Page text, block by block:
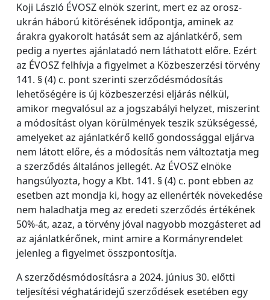
Koji László ÉVOSZ elnök szerint, mert ez az orosz-
ukrán háború kitörésének időpontja, aminek az
árakra gyakorolt hatását sem az ajánlatkérő, sem
pedig a nyertes ajánlatadó nem láthatott előre. Ezért
az ÉVOSZ felhívja a figyelmet a Közbeszerzési törvény
141. § (4) c. pont szerinti szerződésmódosítás
lehetőségére is új közbeszerzési eljárás nélkül,
amikor megvalósul az a jogszabályi helyzet, miszerint
a módosítást olyan körülmények teszik szükségessé,
amelyeket az ajánlatkérő kellő gondossággal eljárva
nem látott előre, és a módosítás nem változtatja meg
a szerződés általános jellegét. Az ÉVOSZ elnöke
hangsúlyozta, hogy a Kbt. 141. § (4) c. pont ebben az
esetben azt mondja ki, hogy az ellenérték növekedése
nem haladhatja meg az eredeti szerződés értékének
50%-át, azaz, a törvény jóval nagyobb mozgásteret ad
az ajánlatkérőnek, mint amire a Kormányrendelet
jelenleg a figyelmet összpontosítja.
A szerződésmódosításra a 2024. június 30. előtti
teljesítési véghatáridejű szerződések esetében egy